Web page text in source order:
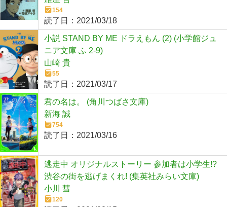
154
読了日： 2021/03/18
小説 STAND BY ME ドラえもん (2) (小学館ジュ
ニア文庫 ふ 2-9)
山崎 貴
55
読了日： 2021/03/17
君の名は。 (角川つばさ文庫)
新海 誠
754
読了日： 2021/03/16
逃走中 オリジナルストーリー 参加者は小学生!?
渋谷の街を逃げまくれ! (集英社みらい文庫)
小川 彗
120